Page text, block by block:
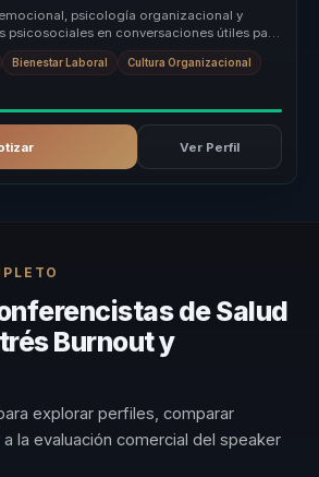
psicología organizacional y
psicosociales en conversaciones útiles para
Bienestar Laboral Cultura Organizacional
Ver Perfil
de Salud
Burnout y
explorar perfiles, comparar
la evaluación comercial del speaker